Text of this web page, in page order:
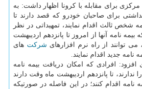
مركزی برای مقابله با كرونا اظهار داشت: به
برای صاحبان خودرو كه قصد دارند تا
شخص ثالث اقدام نمایند، تمهیداتی در نظر
نامه آنها از امروز تا پانزدهم اردیبهشت
توانند از راه نرم افزارهای شركت های
جدید اقدام نمایند.
افرادی كه امكان دریافت بیمه نامه
تا پانزدهم اردیبهشت ماه وقت دارند
نامه اقدام كنند؛ در این فاصله در صورتیكه